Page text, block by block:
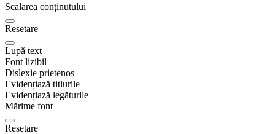
Scalarea conținutului
Resetare
Lupă text
Font lizibil
Dislexie prietenos
Evidențiază titlurile
Evidențiază legăturile
Mărime font
Resetare